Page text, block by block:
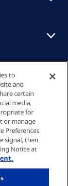
to
and
certain
media,
for
or manage
Preferences
signal, then
Notice at